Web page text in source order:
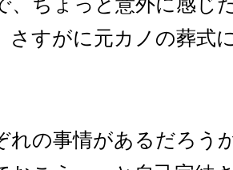
さすがに元カノの葬式
れの事情があるだろう